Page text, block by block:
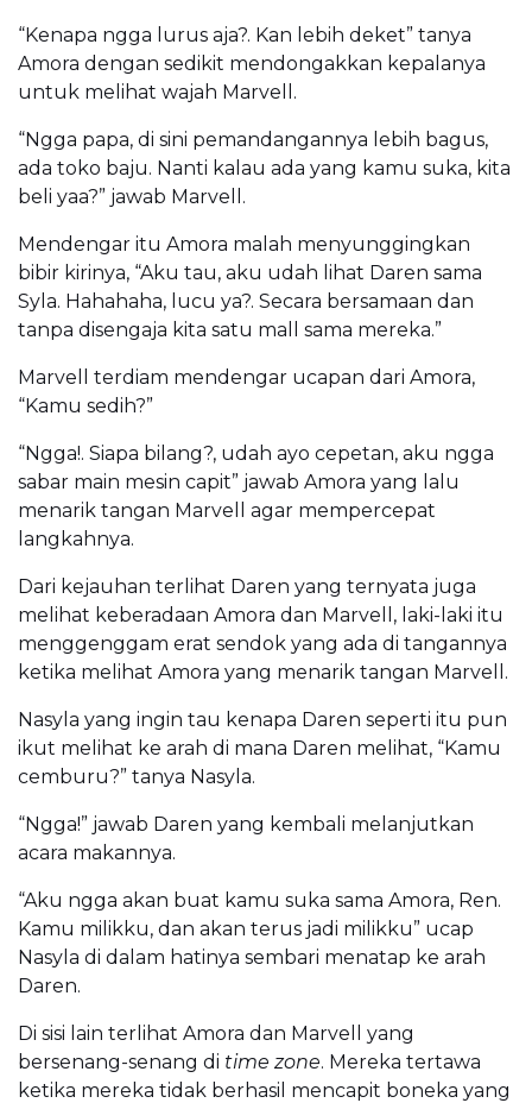
“Kenapa ngga lurus aja?. Kan lebih deket” tanya
Amora dengan sedikit mendongakkan kepalanya
untuk melihat wajah Marvell.
“Ngga papa, di sini pemandangannya lebih bagus,
ada toko baju. Nanti kalau ada yang kamu suka, kita
beli yaa?” jawab Marvell.
Mendengar itu Amora malah menyunggingkan
bibir kirinya, “Aku tau, aku udah lihat Daren sama
Syla. Hahahaha, lucu ya?. Secara bersamaan dan
tanpa disengaja kita satu mall sama mereka.”
Marvell terdiam mendengar ucapan dari Amora,
“Kamu sedih?”
“Ngga!. Siapa bilang?, udah ayo cepetan, aku ngga
sabar main mesin capit” jawab Amora yang lalu
menarik tangan Marvell agar mempercepat
langkahnya.
Dari kejauhan terlihat Daren yang ternyata juga
melihat keberadaan Amora dan Marvell, laki-laki itu
menggenggam erat sendok yang ada di tangannya
ketika melihat Amora yang menarik tangan Marvell.
Nasyla yang ingin tau kenapa Daren seperti itu pun
ikut melihat ke arah di mana Daren melihat, “Kamu
cemburu?” tanya Nasyla.
“Ngga!” jawab Daren yang kembali melanjutkan
acara makannya.
“Aku ngga akan buat kamu suka sama Amora, Ren.
Kamu milikku, dan akan terus jadi milikku” ucap
Nasyla di dalam hatinya sembari menatap ke arah
Daren.
Di sisi lain terlihat Amora dan Marvell yang
bersenang-senang di time zone. Mereka tertawa
ketika mereka tidak berhasil mencapit boneka yang